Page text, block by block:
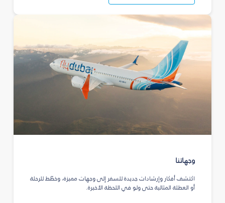
وجهاتنا
اكتشف أفكار وإرشادات جديدة للسفر إلى وجهات مميزة، وخطّط للرحلة
أو العطلة المثالية حتى ولو في اللحظة الأخيرة.